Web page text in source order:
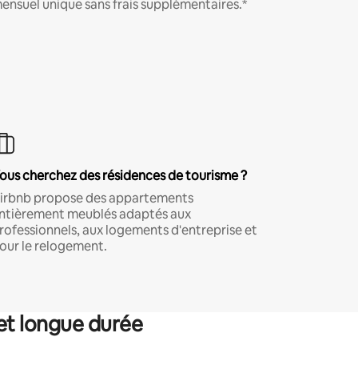
unique sans frais supplémentaires.*
cherchez des résidences de tourisme ?
propose des appartements
meublés adaptés aux
aux logements d'entreprise et
le relogement.
longue durée